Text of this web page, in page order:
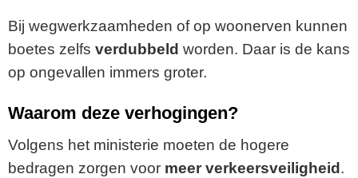
Bij wegwerkzaamheden of op woonerven kunnen
boetes zelfs verdubbeld worden. Daar is de kans
op ongevallen immers groter.
Waarom deze verhogingen?
Volgens het ministerie moeten de hogere
bedragen zorgen voor meer verkeersveiligheid .